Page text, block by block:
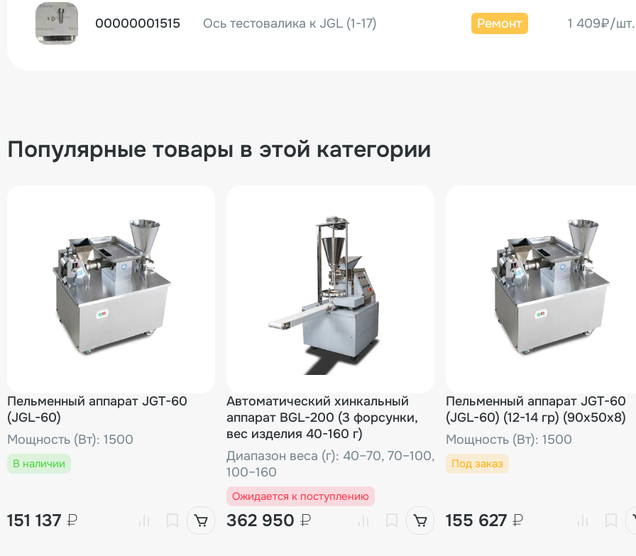
00000001515 Ось тестовалика к JGL (1-17) Ремонт 1 409₽/шт.
00000001842 Тестоприемник к JGL (1-21) Ремонт 9 277₽/шт.
00-00002116 Расходник 10 020₽/
00000000490 Вал приемного бункера для JGL (1-23) Ремонт 1 301₽/шт.
00000001418 Болт тестовалика для JGL (1-24) Ремонт 948₽/шт.
Втулка тестовалика для JGL (1-25) Расходник
Вал-шестерня для JGL (2-5)
Популярные товары в этой категории
Пельменный аппарат JGT-60
(JGL-60)
Мощность (Вт): 1500
В наличии
151 137 ₽
Автоматический хинкальный
аппарат BGL-200 (3 форсунки,
вес изделия 40-160 г)
Диапазон веса (г): 40–70, 70–100,
100–160
Ожидается к поступлению
362 950 ₽
Пельменный аппарат JGT-60
(JGL-60) (12-14 гр) (90х50х8)
Мощность (Вт): 1500
Под заказ
155 627 ₽